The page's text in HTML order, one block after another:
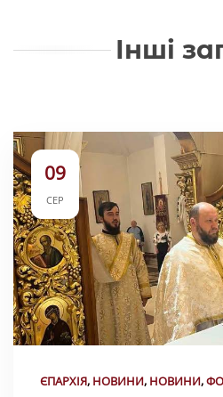
Інші
09
СЕР
ЄПАРХІЯ, НОВИНИ, НОВИНИ,